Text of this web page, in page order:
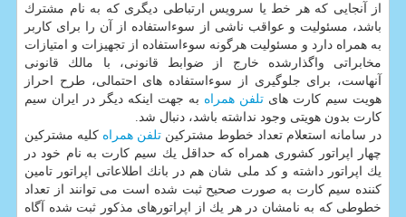
از آنجایی كه هر خط یا سرویس ارتباطی دیگری كه به نام مشترك
باشد، مسئولیت و عواقب ناشی از سوءاستفاده از آن را برای كاربر
به همراه دارد و مسئولیت هرگونه سوءاستفاده از تجهیزات و امتیازات
مخابراتی واگذارشده خارج از ضوابط قانونی، با مالك قانونی
آنهاست، برای جلوگیری از سوءاستفاده های احتمالی، طرح احراز
هویت سیم كارت های تلفن همراه به جهت اینكه دیگر در ایران سیم
كارت بدون هویتی وجود نداشته باشد، دنبال شد.
در سامانه استعلام تعداد خطوط مشتركین تلفن همراه كلیه مشتركین
چهار اپراتور كشوری همراه كه حداقل یك سیم كارت به نام خود در
یك اپراتور داشته و كد ملی شان هم در بانك اطلاعاتی اپراتور تامین
كننده سیم كارت به صورت صحیح ثبت شده است می توانند از تعداد
خطوطی كه به نامشان در هر یك از اپراتورهای مذكور ثبت شده آگاه